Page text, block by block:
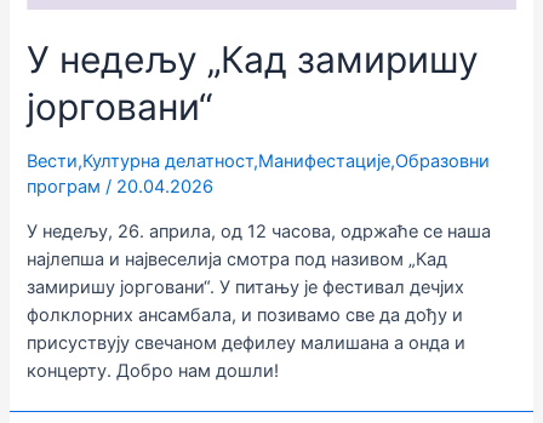
У недељу „Кад замиришу
јорговани“
Вести,Културна делатност,Манифестације,Образовни
програм / 20.04.2026
У недељу, 26. априла, од 12 часова, одржаће се наша
најлепша и највеселија смотра под називом „Кад
замиришу јорговани“. У питању је фестивал дечјих
фолклорних ансамбала, и позивамо све да дођу и
присуствују свечаном дефилеу малишана а онда и
концерту. Добро нам дошли!